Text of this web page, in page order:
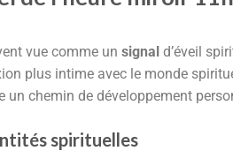
vue comme un signal d’éveil
plus intime avec le monde
un chemin de développement
spirituelles